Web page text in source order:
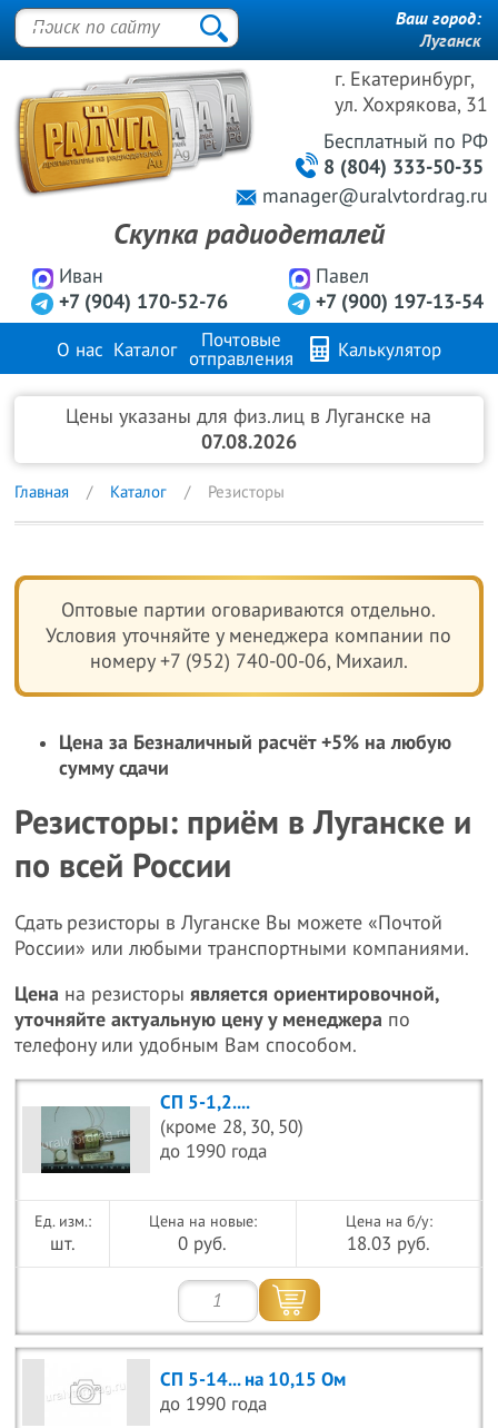
г. Екатеринбург,
ул. Хохрякова, 31
Иван
+7 (904) 170-52-76
Павел
+7 (900) 197-13-54
Бесплатный по РФ
8 (804) 333-50-35
manager@uralvtordrag.ru
Скупка радиодеталей
Ваш город:
Луганск
О нас Каталог
Почтовые
отправления
Калькулятор
Продажа металлов Контакты
Цены указаны для физ.лиц в Луганске на
07.08.2026
Главная Каталог Резисторы
Оптовые партии оговариваются отдельно.
Условия уточняйте у менеджера компании по
номеру +7 (952) 740-00-06, Михаил.
Цена за Безналичный расчёт +5% на любую
сумму сдачи
Резисторы: приём в Луганске и
по всей России
Сдать резисторы в Луганске Вы можете «Почтой
России» или любыми транспортными компаниями.
Цена на резисторыявляется ориентировочной,
уточняйте актуальную цену у менеджера по
телефону или удобным Вам способом.
СП 5-1,2....
(кроме 28, 30, 50)
до 1990 года
шт.
Цена на новые:
0 руб.
Цена на б/у:
18.03 руб.
СП 5-14... на 10,15 Ом
до 1990 года